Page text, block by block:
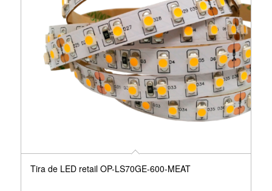
Tira de LED retail OP-LS70GE-600-MEAT